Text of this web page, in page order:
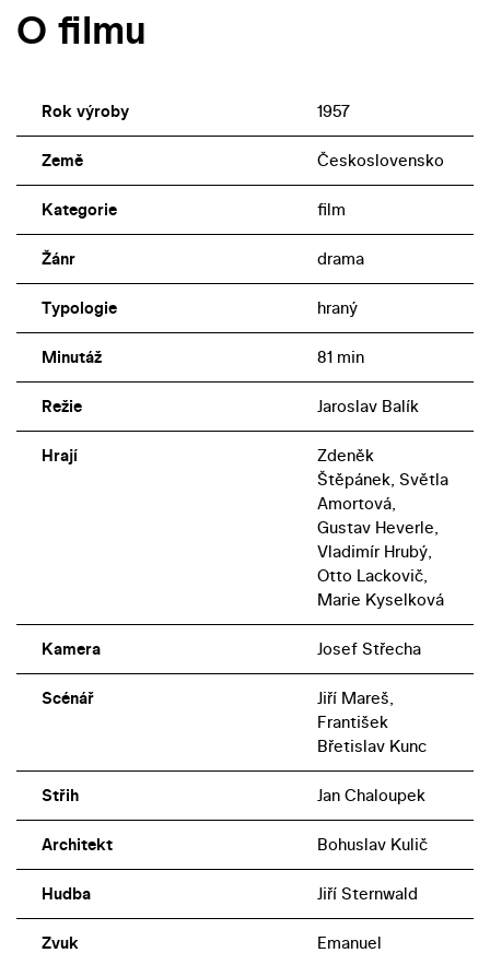
O filmu
Rok výroby 1957
Země Československo
Kategorie film
Žánr drama
Typologie hraný
Minutáž 81 min
Režie Jaroslav Balík
Hrají
Zdeněk
Štěpánek, Světla
Amortová,
Gustav Heverle,
Vladimír Hrubý,
Otto Lackovič,
Marie Kyselková
Kamera Josef Střecha
Scénář
Jiří Mareš,
František
Břetislav Kunc
Střih Jan Chaloupek
Architekt Bohuslav Kulič
Hudba Jiří Sternwald
Zvuk Emanuel